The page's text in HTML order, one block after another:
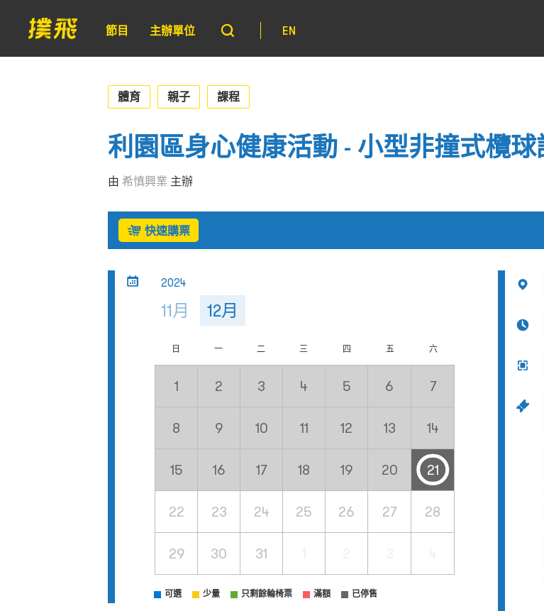
節目 主辦單位 EN
體育 親子 課程
利園區身心健康活動 - 小型非撞式欖球
由 希慎興業 主辦
快速購票
2024
11月 12月
日 一 二 三 四 五 六
1 2 3 4 5 6 7
8 9 10 11 12 13 14
15 16 17 18 19 20 21
22 23 24 25 26 27 28
29 30 31
可選 少量 只剩餘輪椅票 滿額 已停售